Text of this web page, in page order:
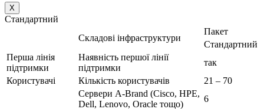
X
Стандартний
Складові інфраструктури
Пакет
Стандартний
Перша лінія
підтримки
Наявність першої лінії
підтримки
так
Користувачі
Кількість користувачів 21 – 70
Сервери A-Brand (Cisco, HPE,
Dell, Lenovo, Oracle тощо)
6